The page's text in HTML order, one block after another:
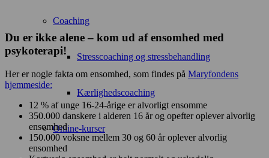
Coaching
Stresscoaching og stressbehandling
Kærlighedscoaching
Online-kurser
Du er ikke alene – kom ud af ensomhed med
psykoterapi!
Her er nogle fakta om ensomhed, som findes på Maryfondens
hjemmeside:
12 % af unge 16-24-årige er alvorligt ensomme
350.000 danskere i alderen 16 år og opefter oplever alvorlig
ensomhed
150.000 voksne mellem 30 og 60 år oplever alvorlig
ensomhed